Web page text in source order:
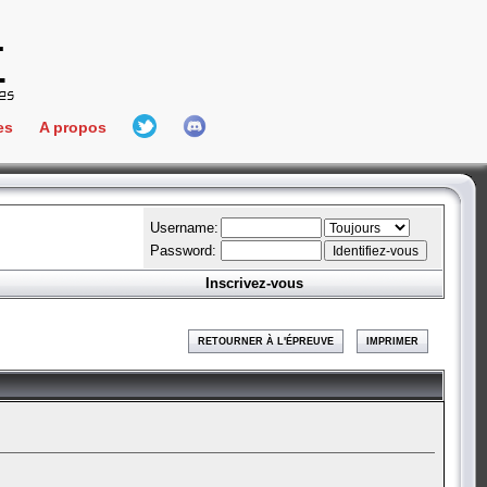
Connect
A propos
L'équipe
Hall Of Fame
Username:
Password:
Inscrivez-vous
RETOURNER À L'ÉPREUVE IMPRIMER